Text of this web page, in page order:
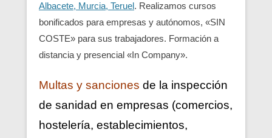
Albacete, Murcia, Teruel. Realizamos cursos
bonificados para empresas y autónomos, «SIN
COSTE» para sus trabajadores. Formación a
distancia y presencial «In Company».
Multas y sanciones de la inspección
de sanidad en empresas (comercios,
hostelería, establecimientos,